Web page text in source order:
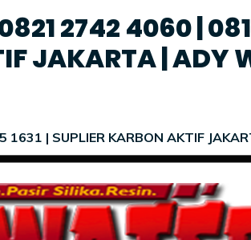
2742 4060 |
JAKARTA | ADY
| SUPLIER KARBON AKTIF